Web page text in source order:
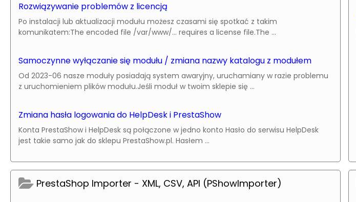
Rozwiązywanie problemów z licencją
Po instalacji lub aktualizacji modułu możesz czasami się spotkać z takim
komunikatem:The encoded file /var/www/... requires a license file.The ...
Samoczynne wyłączanie się modułu / zmiana nazwy katalogu z modułem
Od 2023-06 nasze moduły posiadają system awaryjny, uruchamiany w razie problemu
z uruchomieniem plików modułu.Jeśli moduł w twoim sklepie się ...
Zmiana hasła logowania do HelpDesk i PrestaShow
Konta PrestaShow i HelpDesk są połączone w jedno konto Hasło do serwisu HelpDesk
jest takie samo jak do sklepu PrestaShow.pl. Hasłem ...
PrestaShop Importer - XML, CSV, API (PShowImporter)